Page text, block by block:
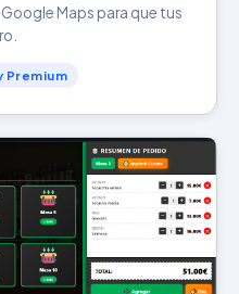
Maps para que tus
Premium